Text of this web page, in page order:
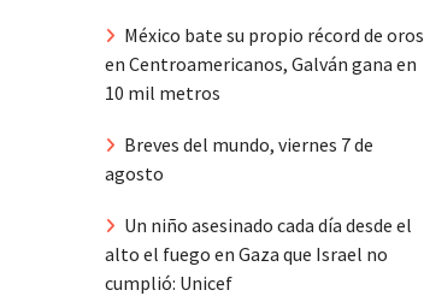
México bate su propio récord de oros
en Centroamericanos, Galván gana en
10 mil metros
Breves del mundo, viernes 7 de
agosto
Un niño asesinado cada día desde el
alto el fuego en Gaza que Israel no
cumplió: Unicef